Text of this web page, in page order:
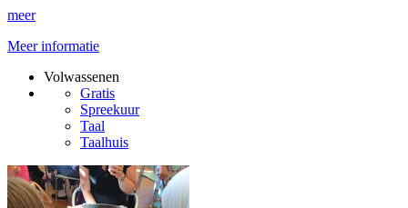
meer
Meer informatie
Volwassenen
Gratis
Spreekuur
Taal
Taalhuis